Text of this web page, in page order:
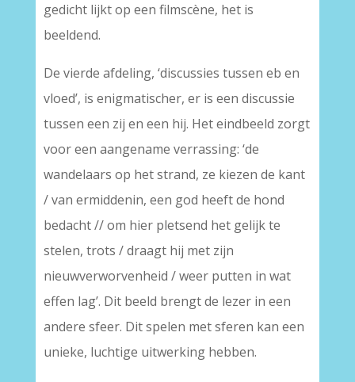
gedicht lijkt op een filmscène, het is
beeldend.
De vierde afdeling, ‘discussies tussen eb en
vloed’, is enigmatischer, er is een discussie
tussen een zij en een hij. Het eindbeeld zorgt
voor een aangename verrassing: ‘de
wandelaars op het strand, ze kiezen de kant
/ van ermiddenin, een god heeft de hond
bedacht // om hier pletsend het gelijk te
stelen, trots / draagt hij met zijn
nieuwverworvenheid / weer putten in wat
effen lag’. Dit beeld brengt de lezer in een
andere sfeer. Dit spelen met sferen kan een
unieke, luchtige uitwerking hebben.